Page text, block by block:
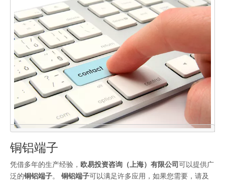
铜铝端子
凭借多年的生产经验， 欧易投资咨询（上海）有限公司 可以提供广
泛的铜铝端子。 铜铝端子可以满足许多应用，如果您需要，请及